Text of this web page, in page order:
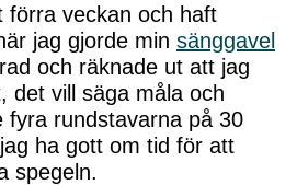
förra veckan och haft
jag gjorde min sänggavel
och räknade ut att jag
det vill säga måla och
fyra rundstavarna på 30
ha gott om tid för att
spegeln.